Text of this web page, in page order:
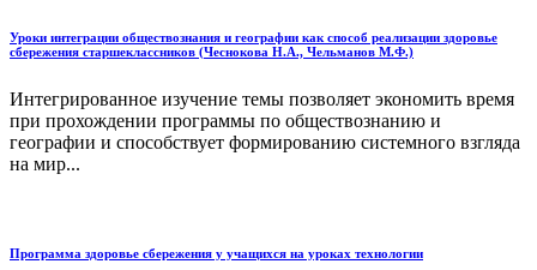
Уроки интеграции обществознания и географии как способ реализации здоровье
сбережения старшеклассников (Чеснокова Н.А., Чельманов М.Ф.)
Интегрированное изучение темы позволяет экономить время
при прохождении программы по обществознанию и
географии и способствует формированию системного взгляда
на мир...
Программа здоровье сбережения у учащихся на уроках технологии